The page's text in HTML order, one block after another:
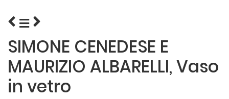
SIMONE CENEDESE E
MAURIZIO ALBARELLI, Vaso
in vetro